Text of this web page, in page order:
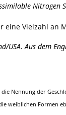
eine Vielzahl an
Aus dem
Nennung der
weiblichen Formen